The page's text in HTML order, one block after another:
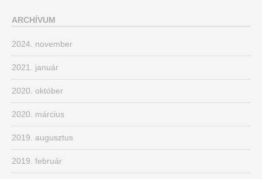
ARCHÍVUM
2024. november
2021. január
2020. október
2020. március
2019. augusztus
2019. február